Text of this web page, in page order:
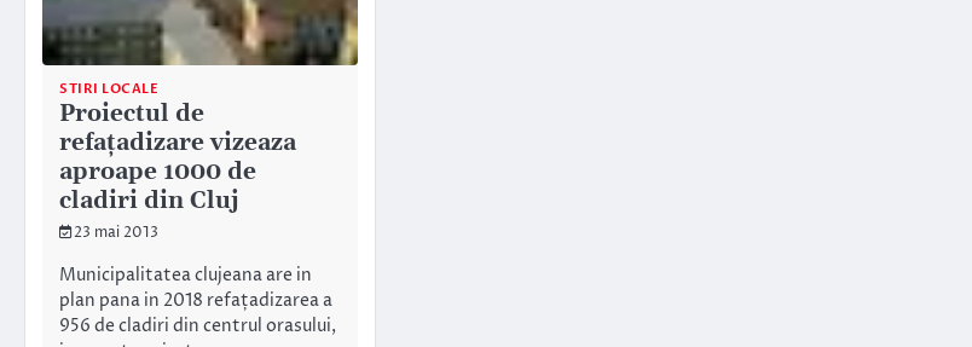
STIRI LOCALE
Proiectul de
refațadizare vizeaza
aproape 1000 de
cladiri din Cluj
23 mai 2013
Municipalitatea clujeana are in
plan pana in 2018 refațadizarea a
956 de cladiri din centrul orasului,